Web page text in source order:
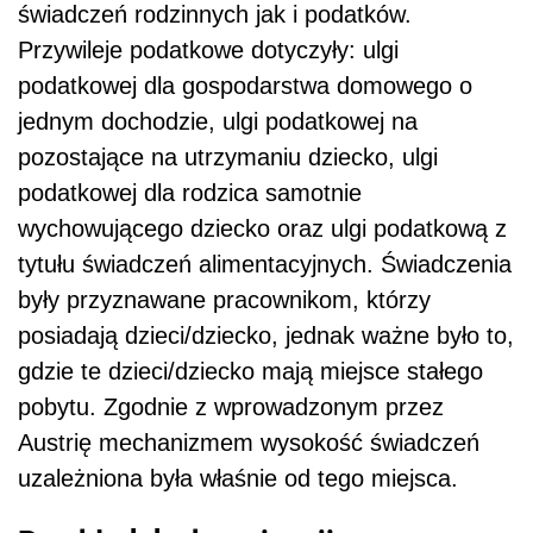
świadczeń rodzinnych jak i podatków.
Przywileje podatkowe dotyczyły: ulgi
podatkowej dla gospodarstwa domowego o
jednym dochodzie, ulgi podatkowej na
pozostające na utrzymaniu dziecko, ulgi
podatkowej dla rodzica samotnie
wychowującego dziecko oraz ulgi podatkową z
tytułu świadczeń alimentacyjnych. Świadczenia
były przyznawane pracownikom, którzy
posiadają dzieci/dziecko, jednak ważne było to,
gdzie te dzieci/dziecko mają miejsce stałego
pobytu. Zgodnie z wprowadzonym przez
Austrię mechanizmem wysokość świadczeń
uzależniona była właśnie od tego miejsca.